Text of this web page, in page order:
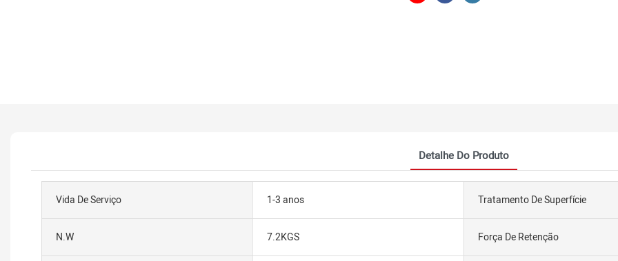
Detalhe Do Produto
Vida De Serviço 1-3 anos Tratamento De Superfície
N.W 7.2KGS Força De Retenção